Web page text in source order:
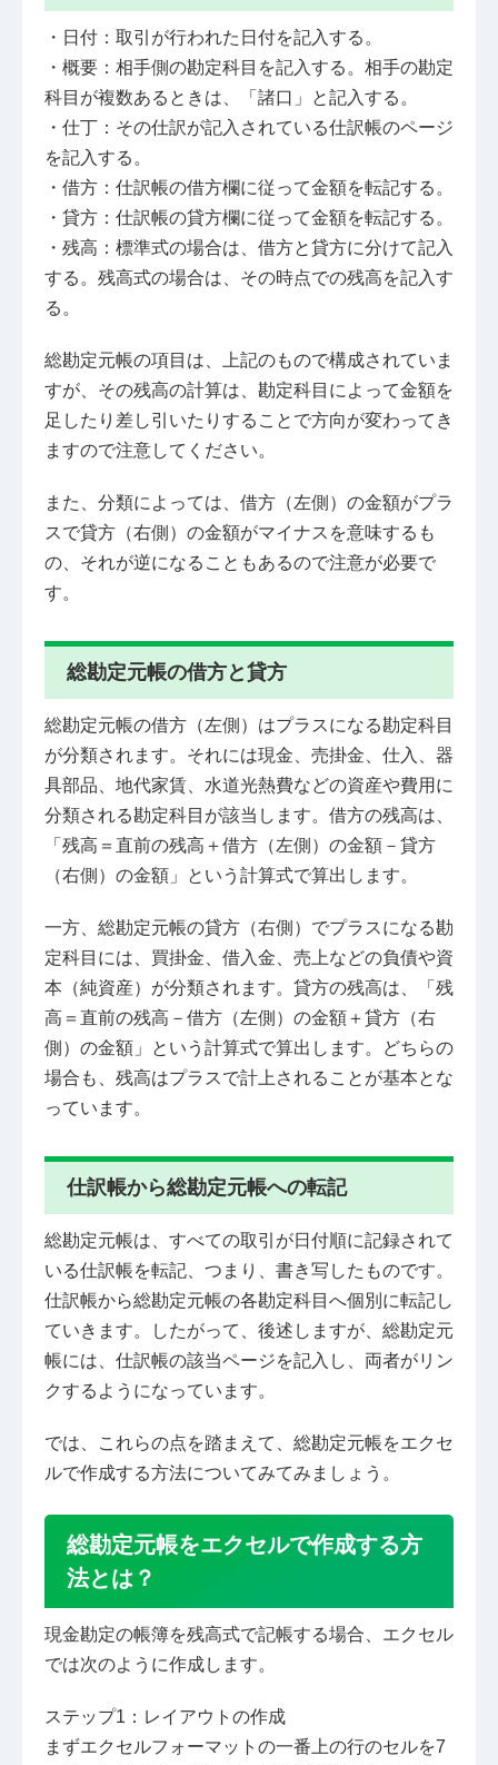
・日付：取引が行われた日付を記入する。
・概要：相手側の勘定科目を記入する。相手の勘定
科目が複数あるときは、「諸口」と記入する。
・仕丁：その仕訳が記入されている仕訳帳のページ
を記入する。
・借方：仕訳帳の借方欄に従って金額を転記する。
・貸方：仕訳帳の貸方欄に従って金額を転記する。
・残高：標準式の場合は、借方と貸方に分けて記入
する。残高式の場合は、その時点での残高を記入す
る。
総勘定元帳の項目は、上記のもので構成されていま
すが、その残高の計算は、勘定科目によって金額を
足したり差し引いたりすることで方向が変わってき
ますので注意してください。
また、分類によっては、借方（左側）の金額がプラ
スで貸方（右側）の金額がマイナスを意味するも
の、それが逆になることもあるので注意が必要で
す。
総勘定元帳の借方と貸方
総勘定元帳の借方（左側）はプラスになる勘定科目
が分類されます。それには現金、売掛金、仕入、器
具部品、地代家賃、水道光熱費などの資産や費用に
分類される勘定科目が該当します。借方の残高は、
「残高＝直前の残高＋借方（左側）の金額－貸方
（右側）の金額」という計算式で算出します。
一方、総勘定元帳の貸方（右側）でプラスになる勘
定科目には、買掛金、借入金、売上などの負債や資
本（純資産）が分類されます。貸方の残高は、「残
高＝直前の残高－借方（左側）の金額＋貸方（右
側）の金額」という計算式で算出します。どちらの
場合も、残高はプラスで計上されることが基本とな
っています。
仕訳帳から総勘定元帳への転記
総勘定元帳は、すべての取引が日付順に記録されて
いる仕訳帳を転記、つまり、書き写したものです。
仕訳帳から総勘定元帳の各勘定科目へ個別に転記し
ていきます。したがって、後述しますが、総勘定元
帳には、仕訳帳の該当ページを記入し、両者がリン
クするようになっています。
では、これらの点を踏まえて、総勘定元帳をエクセ
ルで作成する方法についてみてみましょう。
総勘定元帳をエクセルで作成する方
法とは？
現金勘定の帳簿を残高式で記帳する場合、エクセル
では次のように作成します。
ステップ1：レイアウトの作成
まずエクセルフォーマットの一番上の行のセルを7